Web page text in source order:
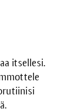
itsellesi.